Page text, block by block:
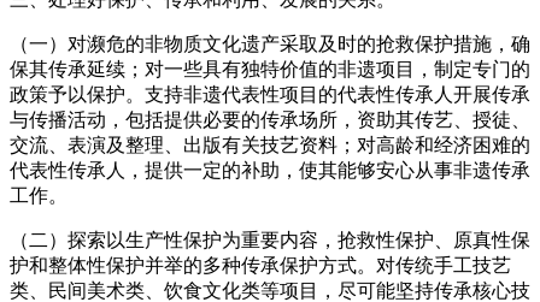
（一）对濒危的非物质文化遗产采取及时的抢救保护措施，确
保其传承延续；对一些具有独特价值的非遗项目，制定专门的
政策予以保护。支持非遗代表性项目的代表性传承人开展传承
与传播活动，包括提供必要的传承场所，资助其传艺、授徒、
交流、表演及整理、出版有关技艺资料；对高龄和经济困难的
代表性传承人，提供一定的补助，使其能够安心从事非遗传承
工作。
（二）探索以生产性保护为重要内容，抢救性保护、原真性保
护和整体性保护并举的多种传承保护方式。对传统手工技艺
类、民间美术类、饮食文化类等项目，尽可能坚持传承核心技